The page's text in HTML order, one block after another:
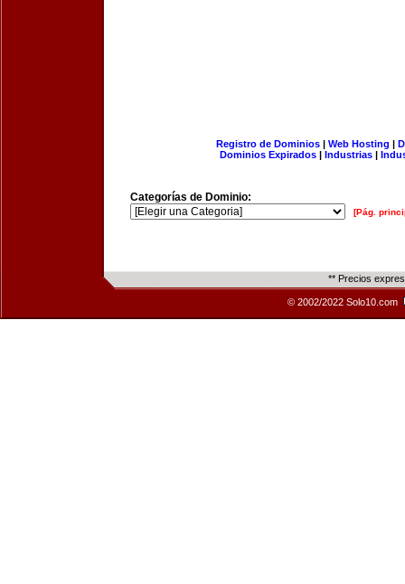
Registro de Dominios| Web Hosting |
Dominios Expirados | Industrias |
Categorías de Dominio:
[Pág.
** Precios
© 2002/2022 Solo10.com